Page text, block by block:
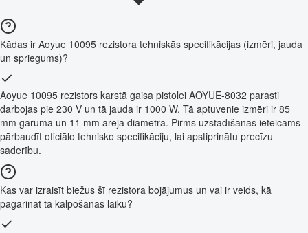
Kādas ir Aoyue 10095 rezistora tehniskās specifikācijas (izmēri, jauda
un spriegums)?
Aoyue 10095 rezistors karstā gaisa pistolei AOYUE-8032 parasti
darbojas pie 230 V un tā jauda ir 1000 W. Tā aptuvenie izmēri ir 85
mm garumā un 11 mm ārējā diametrā. Pirms uzstādīšanas ieteicams
pārbaudīt oficiālo tehnisko specifikāciju, lai apstiprinātu precīzu
saderību.
Kas var izraisīt biežus šī rezistora bojājumus un vai ir veids, kā
pagarināt tā kalpošanas laiku?